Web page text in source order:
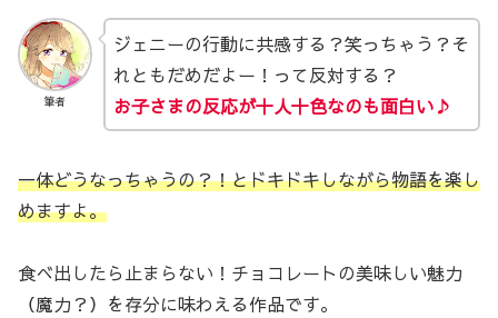
筆者
ジェニーの行動に共感する？笑っちゃう？そ
れともだめだよー！って反対する？
お子さまの反応が十人十色なのも面白い♪
一体どうなっちゃうの？！とドキドキしながら物語を楽し
めますよ。
食べ出したら止まらない！チョコレートの美味しい魅力
（魔力？）を存分に味わえる作品です。